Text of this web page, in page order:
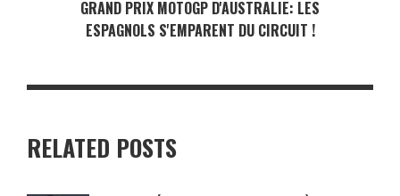
GRAND PRIX MOTOGP D'AUSTRALIE: LES
ESPAGNOLS S'EMPARENT DU CIRCUIT !
RELATED POSTS